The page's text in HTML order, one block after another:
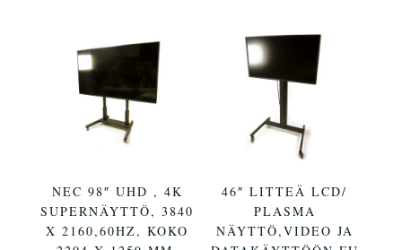
NEC 98″ UHD , 4K
SUPERNÄYTTÖ, 3840
X 2160,60HZ, KOKO
46″ LITTEÄ LCD/
PLASMA
NÄYTTÖ,VIDEO JA